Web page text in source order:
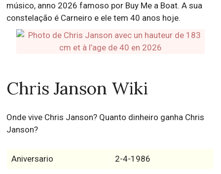
músico, anno 2026 famoso por Buy Me a Boat. A sua
constelação é Carneiro e ele tem 40 anos hoje.
Chris Janson Wiki
Onde vive Chris Janson? Quanto dinheiro ganha Chris
Janson?
Aniversario 2-4-1986